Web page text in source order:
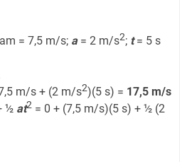
= 7,5 m/s; a= 2 m/s2; t= 5 s
m/s + (2 m/s2)(5 s) = 17,5 m/s
½ at2 = 0 + (7,5 m/s)(5 s) + ½ (2